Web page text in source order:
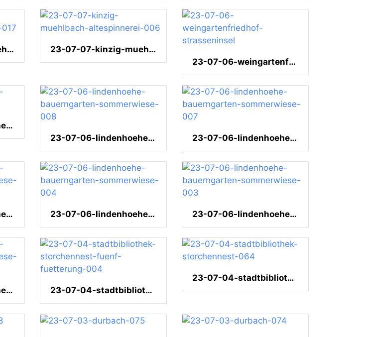
23-07-07-kinzig-muehlbach-altespinnerei-017
23-07-07-kinzig-muehlbach-altespinnerei-006
23-07-06-weingartenfriedhof-strasseninsel
23-07-06-lindenhoehe-graffito-001
23-07-06-lindenhoehe-bauerngarten-sommerwiese-008
23-07-06-lindenhoehe-bauerngarten-sommerwiese-007
23-07-06-lindenhoehe-bauerngarten-sommerwiese-005 23-07-06-lindenhoehe-bauerngarten-sommerwiese-004 23-07-06-lindenhoehe-bauerngarten-sommerwiese-003
23-07-06-lindenhoehe-bauerngarten-sommerwiese-001 23-07-04-stadtbibliothek-storchennest-fuenf-fuetterung-004
23-07-04-stadtbibliothek-storchennest-064